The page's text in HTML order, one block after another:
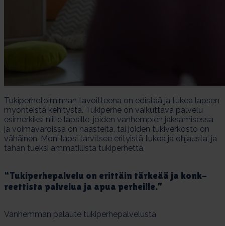
Tukiperhetoiminnan tavoitteena on edistää ja tukea lapsen
myönteistä kehitystä. Tukiperhe on vaikuttava palvelu
esimerkiksi niille lapsille, joiden vanhempien jaksamisessa
ja voimavaroissa on haasteita, tai joiden tukiverkosto on
vähäinen. Moni lapsi tarvitsee erityistä tukea ja ohjausta, ja
tähän tueksi ammatillista tukiperhettä.
“Tu­ki­per­he­pal­ve­lu on erit­täin tär­keää ja konk­
reet­tis­ta pal­ve­lua ja apua per­heil­le.”
Vanhemman palaute tukiperhepalvelusta